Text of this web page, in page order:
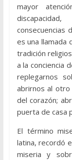
mayor
consecuencias
es una llamada
tradición
a la conciencia
replegarnos
abrirnos al
del corazón;
puerta de casa
El término
latina, recordó
miseria y